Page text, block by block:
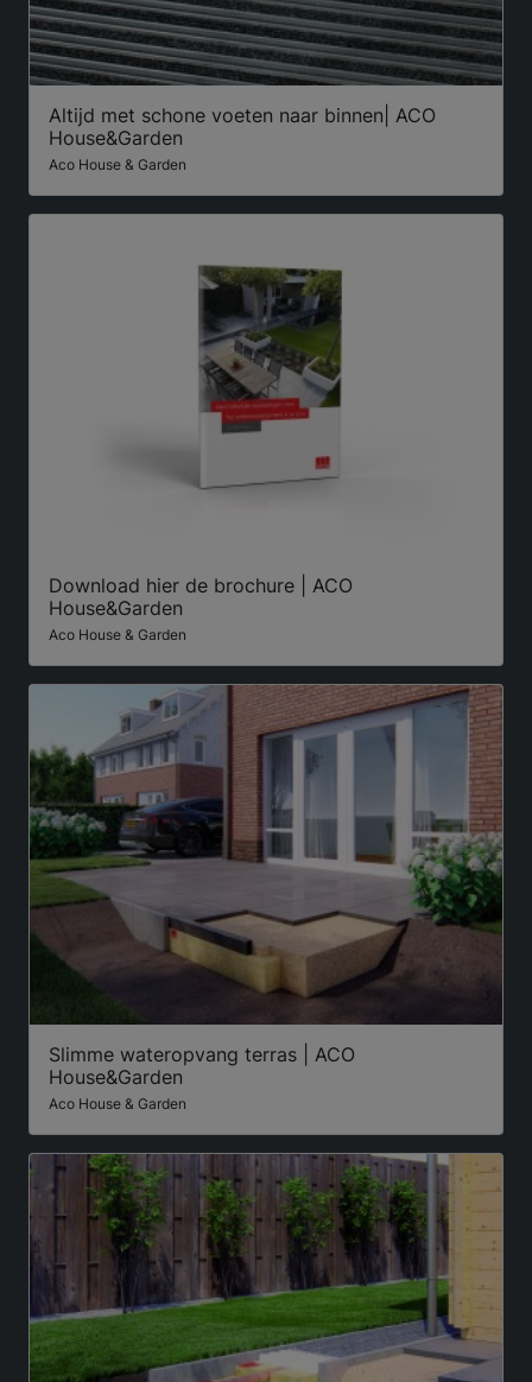
Altijd met schone voeten naar binnen| ACO
House&Garden
Aco House & Garden
Download hier de brochure | ACO
House&Garden
Aco House & Garden
Slimme wateropvang terras | ACO
House&Garden
Aco House & Garden